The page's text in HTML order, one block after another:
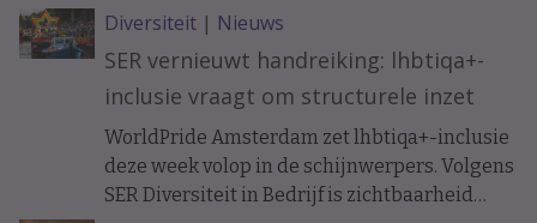
verankerd beter presteren. Dat blijkt uit de
Workplace Pride Global Benchmark 2026,
waarin werkgevers worden beoordeeld op
hun lhbtiq+-inclusiebeleid.
Diversiteit| Nieuws
SER vernieuwt handreiking: lhbtiqa+-
inclusie vraagt om structurele inzet
WorldPride Amsterdam zet lhbtiqa+-inclusie
deze week volop in de schijnwerpers. Volgens
SER Diversiteit in Bedrijf is zichtbaarheid